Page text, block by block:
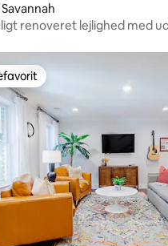
renoveret lejlighed med